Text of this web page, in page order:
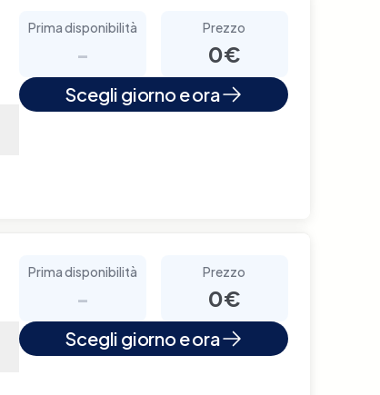
Prima disponibilità
-
Prezzo
0€
Scegli giorno e ora
Prima disponibilità
-
Prezzo
0€
Scegli giorno e ora